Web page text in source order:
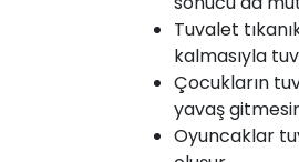
Tuvalet
kalmasıyla
Çocukların
yavaş
Oyuncaklar